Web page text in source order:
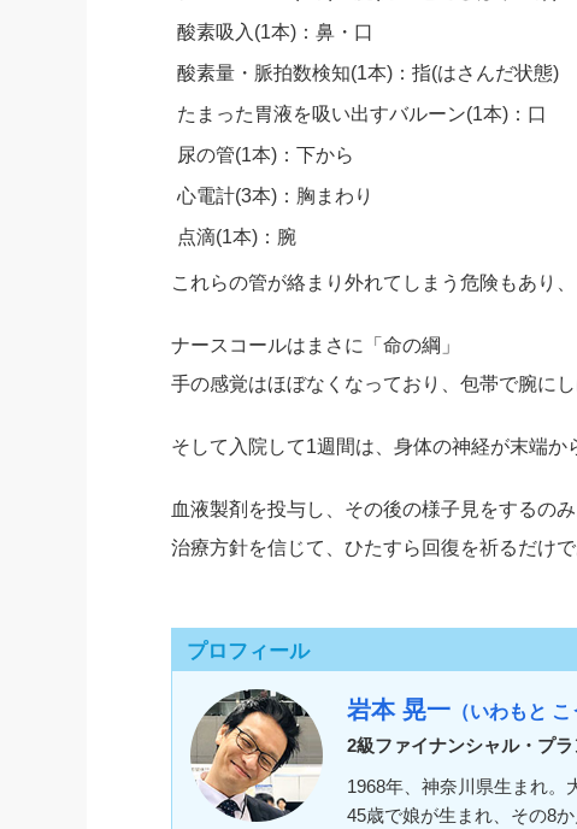
酸素吸入(1本)：鼻・口
酸素量・脈拍数検知(1本)：指(はさんだ状態)
たまった胃液を吸い出すバルーン(1本)：口
尿の管(1本)：下から
心電計(3本)：胸まわり
点滴(1本)：腕
これらの管が絡まり外れてしまう危険もあり
ナースコールはまさに「命の綱」
手の感覚はほぼなくなっており、包帯で腕に
そして入院して1週間は、身体の神経が末端か
血液製剤を投与し、その後の様子見をするのみ
治療方針を信じて、ひたすら回復を祈るだけで
プロフィール
岩本 晃一 （いわもと こ
2級ファイナンシャル・プ
1968年、神奈川県生まれ。
45歳で娘が生まれ、その8